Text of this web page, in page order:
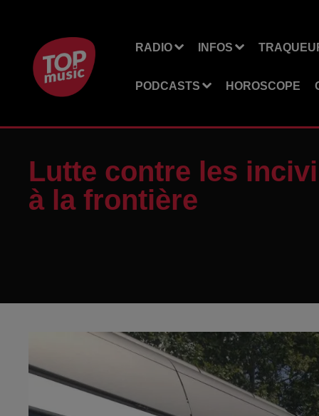
RADIO INFOS
PODCASTS HOROSCOPE
Lutte contre les
à la frontière